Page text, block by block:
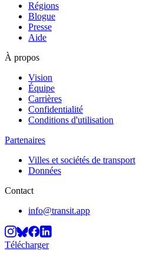
Régions
Blogue
Presse
Aide
À propos
Vision
Équipe
Carrières
Confidentialité
Conditions d'utilisation
Partenaires
Villes et sociétés de transport
Données
Contact
info@transit.app
Télécharger